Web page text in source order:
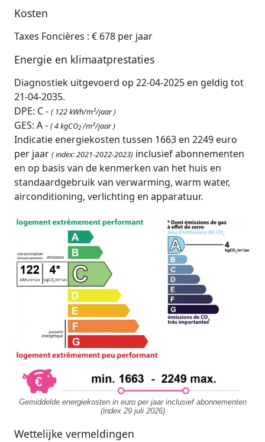
Kosten
Taxes Foncières : € 678 per jaar
Energie en klimaatprestaties
Diagnostiek uitgevoerd op 22-04-2025 en geldig tot
21-04-2035.
DPE: C - ( 122 kWh/m²/jaar )
GES: A - ( 4 kgCO2/m²/jaar )
Indicatie energiekosten tussen 1663 en 2249 euro
per jaar ( index: 2021-2022-2023) inclusief abonnementen
en op basis van de kenmerken van het huis en
standaardgebruik van verwarming, warm water,
airconditioning, verlichting en apparatuur.
Gemiddelde energiekosten in euro per jaar inclusief abonnementen
(index 29 juli 2026)
Wettelijke vermeldingen